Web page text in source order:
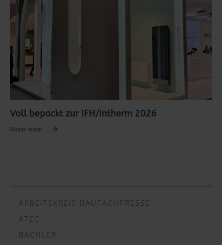
Voll bepackt zur IFH/Intherm 2026
Weiterlesen …
ARBEITSKREIS BAUFACHPRESSE
ATEC
BACHLER